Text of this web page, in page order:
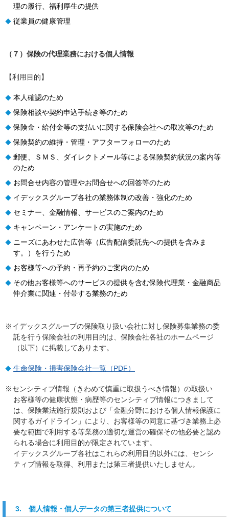
理の履行、福利厚生の提供
◆ 従業員の健康管理
（７）保険の代理業務における個人情報
【利用目的】
◆ 本人確認のため
◆ 保険相談や契約申込手続き等のため
◆ 保険金・給付金等の支払いに関する保険会社への取次等のため
◆ 保険契約の維持・管理・アフターフォローのため
◆ 郵便、ＳＭＳ、ダイレクトメール等による保険契約状況の案内等
のため
◆ お問合せ内容の管理やお問合せへの回答等のため
◆ イデックスグループ各社の業務体制の改善・強化のため
◆ セミナー、金融情報、サービスのご案内のため
◆ キャンペーン・アンケートの実施のため
◆ ニーズにあわせた広告等（広告配信委託先への提供を含みま
す。）を行うため
◆ お客様等への予約・再予約のご案内のため
◆ その他お客様等へのサービスの提供を含む保険代理業・金融商品
仲介業に関連・付帯する業務のため
※イデックスグループの保険取り扱い会社に対し保険募集業務の委
託を行う保険会社の利用目的は、保険会社各社のホームページ
（以下）に掲載してあります。
◆ 生命保険・損害保険会社一覧（PDF）
※センシティブ情報（きわめて慎重に取扱うべき情報）の取扱い
お客様等の健康状態・病歴等のセンシティブ情報につきまして
は、保険業法施行規則および「金融分野における個人情報保護に
関するガイドライン」により、お客様等の同意に基づき業務上必
要な範囲で利用する等業務の適切な運営の確保その他必要と認め
られる場合に利用目的が限定されています。
イデックスグループ各社はこれらの利用目的以外には、センシ
ティブ情報を取得、利用または第三者提供いたしません。
3. 個人情報・個人データの第三者提供について